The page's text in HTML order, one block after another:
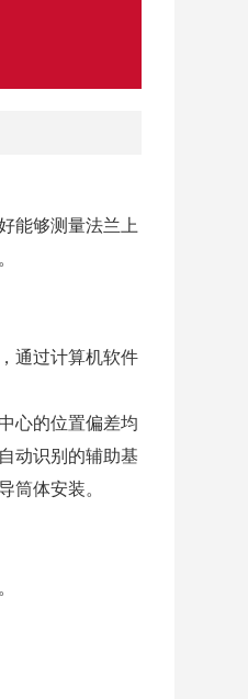
能够测量法兰上
通过计算机软件
心的位置偏差均
动识别的辅助基
筒体安装。